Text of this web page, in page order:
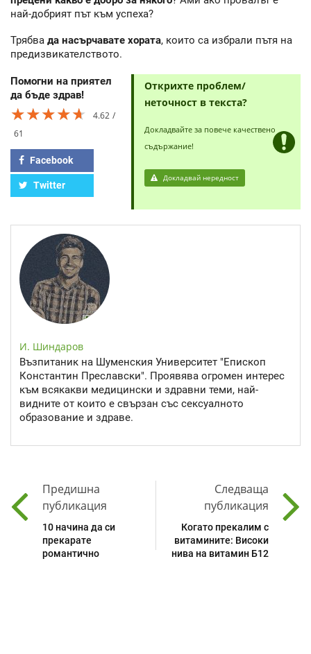
най-добрият път към успеха?
Трябва да насърчавате хората, които са избрали пътя на
предизвикателството.
Помогни на приятел
да бъде здрав!
★★★★★
★★★★★
★★★★★
4.62
61
Facebook
Twitter
Открихте проблем/
неточност в текста?
Докладвайте за повече качествено
съдържание!
Докладвай нередност
И. Шиндаров
Възпитаник на Шуменския Университет "Епископ
Константин Преславски". Проявява огромен интерес
към всякакви медицински и здравни теми, най-
видните от които е свързан със сексуалното
образование и здраве.
Предишна
публикация
10 начина да си
прекарате
романтично
Следваща
публикация
Когато прекалим с
витамините: Високи
нива на витамин Б12